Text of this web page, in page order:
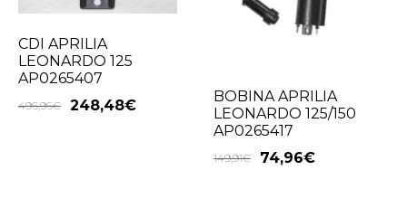
CDI APRILIA
LEONARDO 125
AP0265407
496,96€ 248,48€
BOBINA APRILIA
LEONARDO 125/150
AP0265417
149,91€ 74,96€